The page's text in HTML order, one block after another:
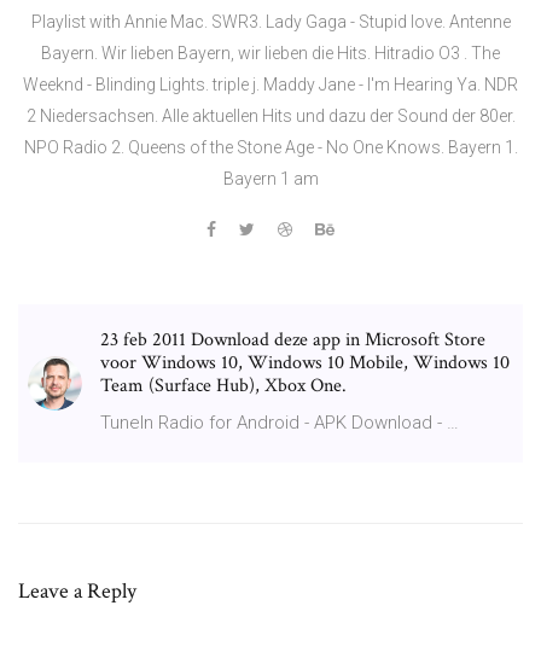
Playlist with Annie Mac. SWR3. Lady Gaga - Stupid love. Antenne
Bayern. Wir lieben Bayern, wir lieben die Hits. Hitradio O3 . The
Weeknd - Blinding Lights. triple j. Maddy Jane - I'm Hearing Ya. NDR
2 Niedersachsen. Alle aktuellen Hits und dazu der Sound der 80er.
NPO Radio 2. Queens of the Stone Age - No One Knows. Bayern 1.
Bayern 1 am
23 feb 2011 Download deze app in Microsoft Store
voor Windows 10, Windows 10 Mobile, Windows 10
Team (Surface Hub), Xbox One.
TuneIn Radio for Android - APK Download - …
Leave a Reply